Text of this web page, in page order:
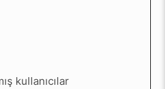
kullanıcılar